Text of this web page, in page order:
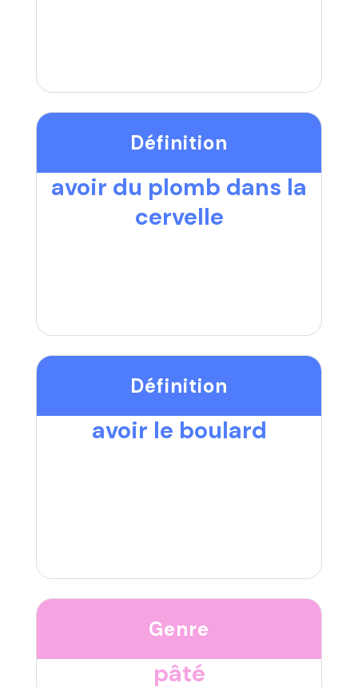
Définition
avoir du plomb dans la
cervelle
Définition
avoir le boulard
Genre
pâté